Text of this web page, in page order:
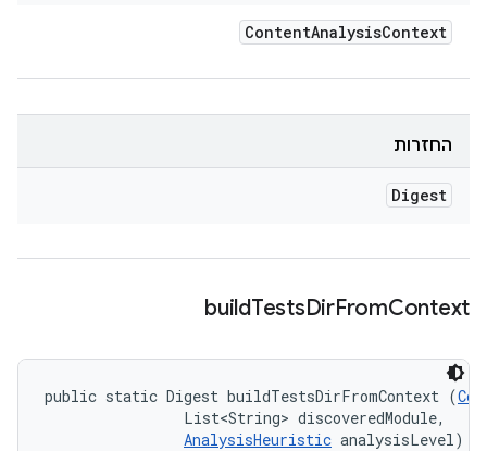
ContentAnalysisContext
החזרות
Digest
buildTestsDirFromContext
public static Digest buildTestsDirFromContext (
                List<String> discoveredModule,
AnalysisHeuristic analysisLevel)